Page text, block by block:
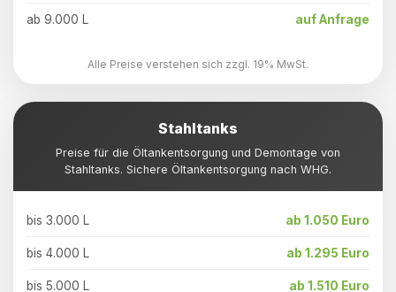
ab 9.000 L auf Anfrage
Alle Preise verstehen sich zzgl. 19% MwSt.
Stahltanks
Preise für die Öltankentsorgung und Demontage von
Stahltanks. Sichere Öltankentsorgung nach WHG.
bis 3.000 L ab 1.050 Euro
bis 4.000 L ab 1.295 Euro
bis 5.000 L ab 1.510 Euro